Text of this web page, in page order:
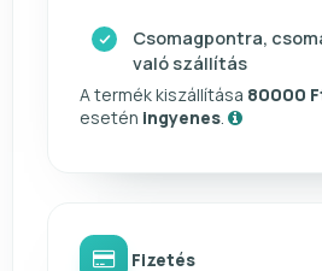
Csomagpontra,
való szállítás
A termék kiszállítása 80000
esetén ingyenes
Fizetés